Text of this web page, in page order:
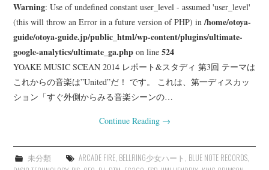
Warning: Use of undefined constant user_level - assumed 'user_level'
(this will throw an Error in a future version of PHP) in/home/otoya-
guide/otoya-guide.jp/public_html/wp-content/plugins/ultimate-
google-analytics/ultimate_ga.php on line524
YOAKE MUSIC SCEAN 2014 レポート&スタディ 第3回 テーマは
これからの音楽は”United”だ！ です。 これは、第一ディスカッ
ション「すぐ外側からみる音楽シーンの…
Continue Reading →
未分類 ARCADE FIRE, BELLRING少女ハート , BLUE NOTE RECORDS,